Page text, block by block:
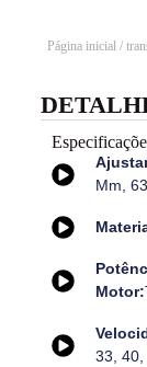
Página inicial/
Mm,
Motor:
33,